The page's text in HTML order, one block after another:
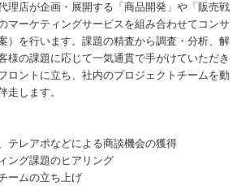
理店が企画・展開する「商品開発」や「販売戦
マーケティングサービスを組み合わせてコンサ
）を行います。課題の精査から調査・分析、解
様の課題に応じて一気通貫で手がけていただき
ロントに立ち、社内のプロジェクトチームを動
走します。
テレアポなどによる商談機会の獲得
ング課題のヒアリング
ームの立ち上げ